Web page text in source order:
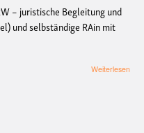
– juristische Begleitung und
und selbständige RAin mit
Weiterlesen